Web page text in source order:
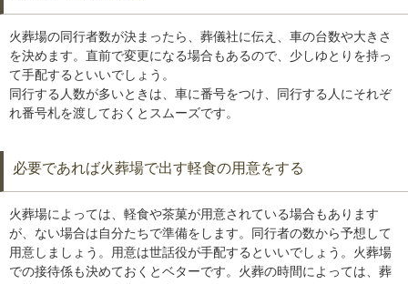
火葬場の同行者数が決まったら、葬儀社に伝え、車の台数や大きさ
を決めます。直前で変更になる場合もあるので、少しゆとりを持っ
て手配するといいでしょう。
同行する人数が多いときは、車に番号をつけ、同行する人にそれぞ
れ番号札を渡しておくとスムーズです。
必要であれば火葬場で出す軽食の用意をする
火葬場によっては、軽食や茶菓が用意されている場合もあります
が、ない場合は自分たちで準備をします。同行者の数から予想して
用意しましょう。用意は世話役が手配するといいでしょう。火葬場
での接待係も決めておくとベターです。火葬の時間によっては、葬